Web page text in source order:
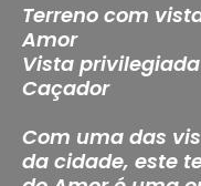
Terreno com
Amor
Vista
Caçador
Com uma das
da cidade, este